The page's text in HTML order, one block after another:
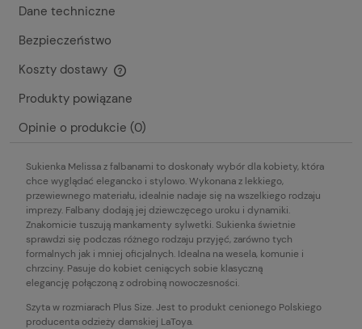
Dane techniczne
Bezpieczeństwo
Koszty dostawy
Cena nie zawiera ewentualnych kosztów płatności
Produkty powiązane
Opinie o produkcie (0)
Sukienka Melissa z falbanami to doskonały wybór dla kobiety, która
chce wyglądać elegancko i stylowo. Wykonana z lekkiego,
przewiewnego materiału, idealnie nadaje się na wszelkiego rodzaju
imprezy. Falbany dodają jej dziewczęcego uroku i dynamiki.
Znakomicie tuszują mankamenty sylwetki. Sukienka świetnie
sprawdzi się podczas różnego rodzaju przyjęć, zarówno tych
formalnych jak i mniej oficjalnych. Idealna na wesela, komunie i
chrzciny. Pasuje do kobiet ceniących sobie klasyczną
elegancję połączoną z odrobiną nowoczesności.
Szyta w rozmiarach Plus Size. Jest to produkt cenionego Polskiego
producenta odzieży damskiej LaToya.